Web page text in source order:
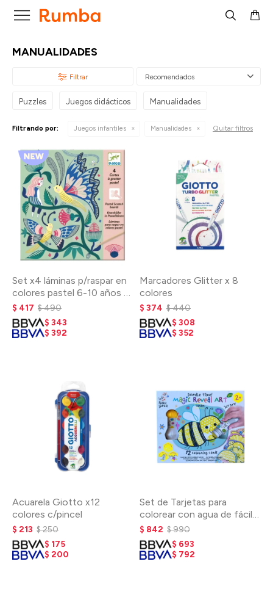

MANUALIDADES
Recomendados
Puzzles Juegos didácticos Manualidades
Filtrando por: Juegos infantiles Manualidades Quitar filtros
Set x4 láminas p/raspar en
colores pastel 6-10 años -
Melissa Catrillon
$ 417 $490
$ 343
$ 392
Marcadores Glitter x 8
colores
$ 374 $440
$ 308
$ 352
Acuarela Giotto x12
colores c/pincel
$ 213 $250
$ 175
$ 200
Set de Tarjetas para
colorear con agua de fácil
agarre
$ 842 $990
$ 693
$ 792